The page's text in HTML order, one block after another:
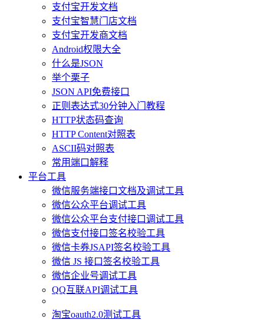
支付宝开发文档
支付宝智慧门店文档
支付宝开发商文档
Android权限大全
什么是JSON
举个栗子
JSON API免费接口
正则表达式30分钟入门教程
HTTP状态码查询
HTTP Content对照表
ASCII码对照表
常用端口解释
平台工具
微信服务端接口文档及调试工具
微信公众平台调试工具
微信公众平台支付接口调试工具
微信支付接口签名校验工具
微信卡券JSAPI签名校验工具
微信 JS 接口签名校验工具
微信企业号调试工具
QQ互联API调试工具
淘宝oauth2.0测试工具